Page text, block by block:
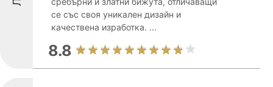
се със своя уникален дизайн и
качествена изработка. ...
8.8